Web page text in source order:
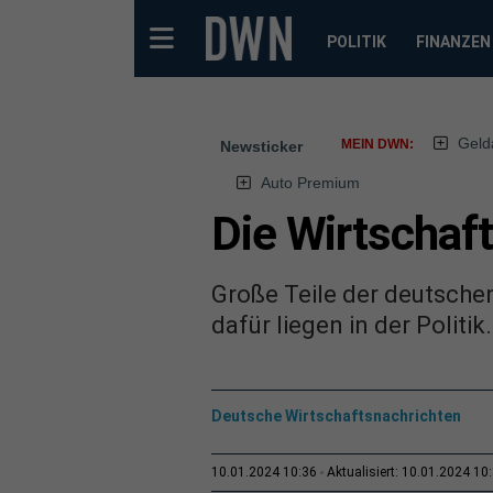
POLITIK FINANZEN
Newsticker MEIN DWN:
Auto Premium
Die
Große Teile der
dafür liegen in der Politik.
Deutsche Wirtschaftsnachrichten
10.01.2024 10:36 Aktualisiert: 10.01.2024